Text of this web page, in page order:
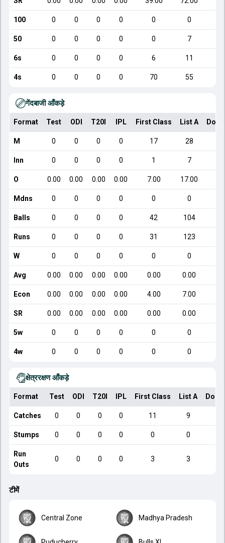
100 0 0 0 0 0 0
50 0 0 0 0 0 7
6s 0 0 0 0 6 11
4s 0 0 0 0 70 55
गेंदबाजी आँकड़े
Format Test ODI T20I IPL First Class List A
M 0 0 0 0 17 28
Inn 0 0 0 0 1 7
O 0.00 0.00 0.00 0.00 7.00 17.00
Mdns 0 0 0 0 0 0
Balls 0 0 0 0 42 104
Runs 0 0 0 0 31 123
W 0 0 0 0 0 0
Avg 0.00 0.00 0.00 0.00 0.00 0.00
Econ 0.00 0.00 0.00 0.00 4.00 7.00
SR 0.00 0.00 0.00 0.00 0.00 0.00
5w 0 0 0 0 0 0
4w 0 0 0 0 0 0
क्षेत्ररक्षण आँकड़े
Format Test ODI T20I IPL First Class List A
Catches 0 0 0 0 11 9
Stumps 0 0 0 0 0 0
Run
Outs
0 0 0 0 3 3
टीमें
Central Zone Madhya Pradesh